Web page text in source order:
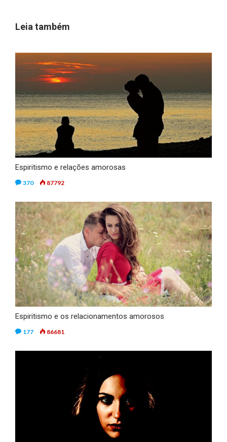
Leia também
Espiritismo e relações amorosas
370 87792
Espiritismo e os relacionamentos amorosos
177 86681